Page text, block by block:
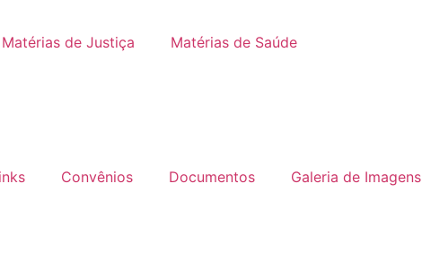
Matérias de Justiça Matérias de Saúde
Convênios Documentos Galeria de Imagens